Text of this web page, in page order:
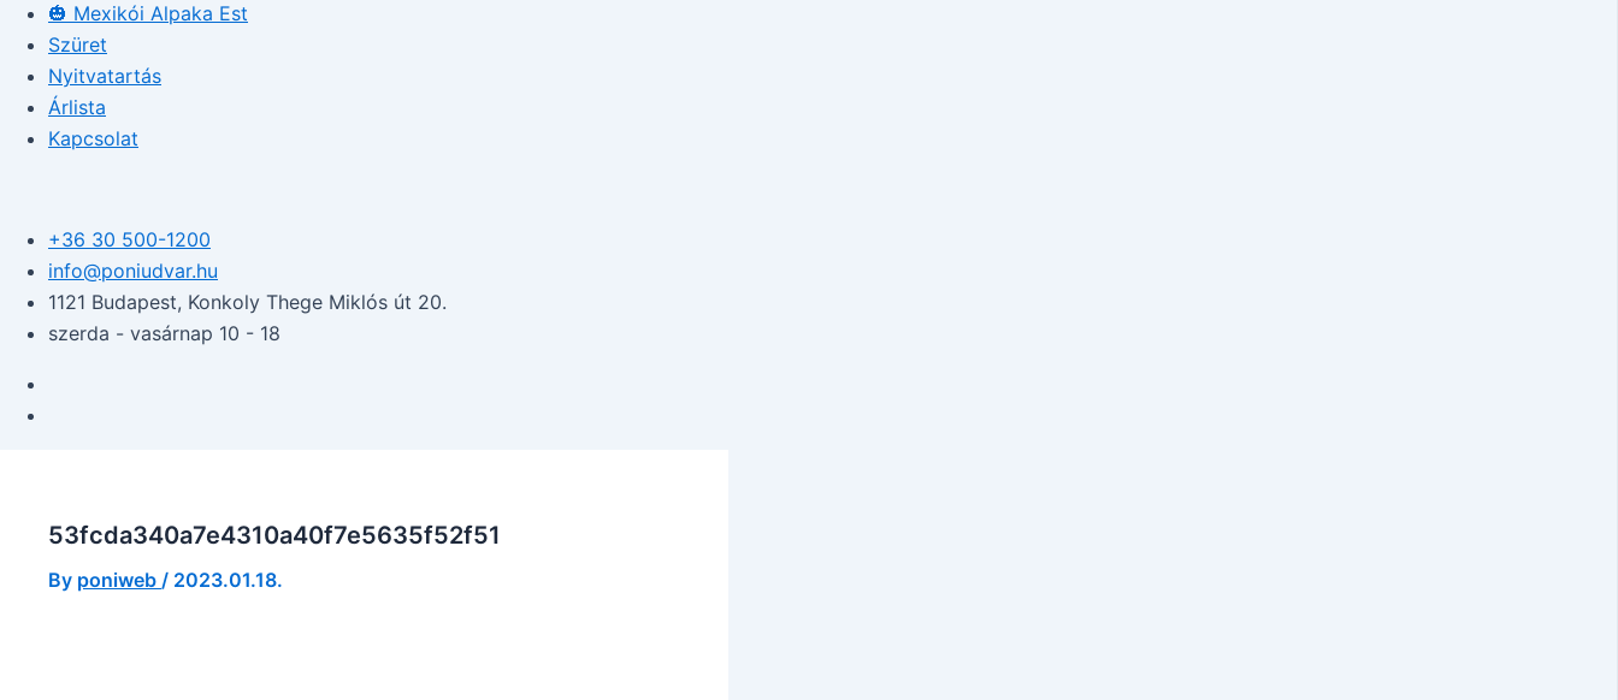
🎃 Mexikói Alpaka Est
Szüret
Nyitvatartás
Árlista
Kapcsolat
+36 30 500-1200​
info@poniudvar.hu
1121 Budapest, Konkoly Thege Miklós út 20.
szerda - vasárnap 10 - 18
53fcda340a7e4310a40f7e5635f52f51
By poniweb / 2023.01.18.